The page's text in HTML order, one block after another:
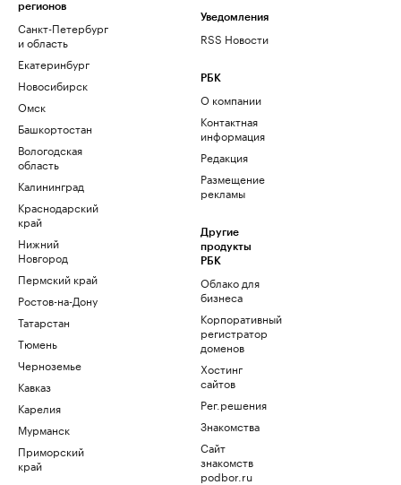
регионов
Санкт-Петербург
и область
Екатеринбург
Новосибирск
Омск
Башкортостан
Вологодская
область
Калининград
Краснодарский
край
Нижний
Новгород
Пермский край
Ростов-на-Дону
Татарстан
Тюмень
Черноземье
Кавказ
Карелия
Мурманск
Приморский
край
Уведомления
RSS Новости
РБК
О компании
Контактная
информация
Редакция
Размещение
рекламы
Другие
продукты
РБК
Облако для
бизнеса
Корпоративный
регистратор
доменов
Хостинг
сайтов
Рег.решения
Знакомства
Сайт
знакомств
podbor.ru